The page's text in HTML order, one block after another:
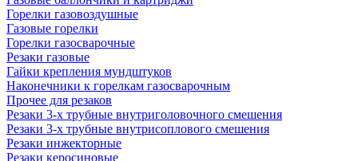
Горелки газовоздушные
Газовые горелки
Горелки газосварочные
Резаки газовые
Гайки крепления мундштуков
Наконечники к горелкам газосварочным
Прочее для резаков
Резаки 3-х трубные внутриголовочного смешения
Резаки 3-х трубные внутрисоплового смешения
Резаки инжекторные
Резаки керосиновые